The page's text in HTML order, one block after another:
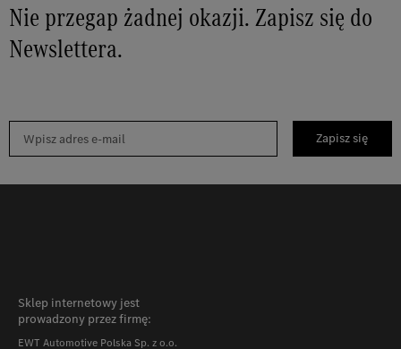
Nie przegap żadnej okazji. Zapisz się do
Newslettera.
Zapisz się
Sklep internetowy jest
prowadzony przez firmę:
EWT Automotive Polska Sp. z o.o.